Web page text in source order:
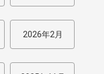
2026年2月